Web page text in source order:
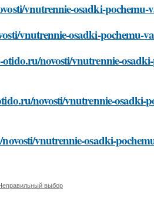
vnutrennie-osadki-pochemu-
vnutrennie-osadki-pochemu-
novosti/vnutrennie-
novosti/vnutrennie-osadki-
vnutrennie-osadki-
выбор